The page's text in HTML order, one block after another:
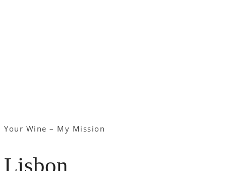
Your Wine – My Mission
Lisbon